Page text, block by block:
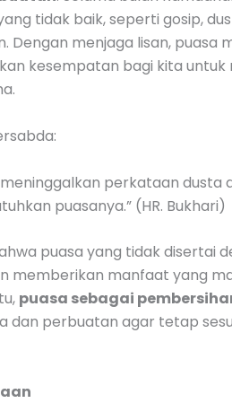
tidak baik, seperti gosip,
Dengan menjaga lisan, puasa
kesempatan bagi kita untuk
perkataan dusta
puasanya.” (HR. Bukhari)
puasa yang tidak disertai
memberikan manfaat yang
puasa sebagai
dan perbuatan agar tetap